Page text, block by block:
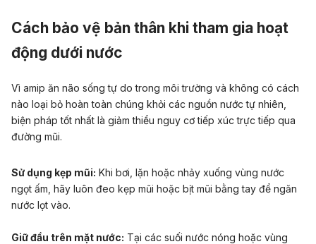
Cách bảo vệ bản thân khi tham gia hoạt
động dưới nước
Vì amip ăn não sống tự do trong môi trường và không có cách
nào loại bỏ hoàn toàn chúng khỏi các nguồn nước tự nhiên,
biện pháp tốt nhất là giảm thiểu nguy cơ tiếp xúc trực tiếp qua
đường mũi.
Sử dụng kẹp mũi: Khi bơi, lặn hoặc nhảy xuống vùng nước
ngọt ấm, hãy luôn đeo kẹp mũi hoặc bịt mũi bằng tay để ngăn
nước lọt vào.
Giữ đầu trên mặt nước: Tại các suối nước nóng hoặc vùng